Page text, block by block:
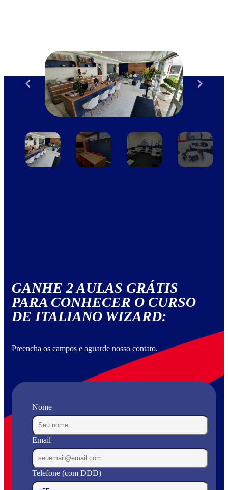
GANHE 2 AULAS GRÁTIS
PARA CONHECER O CURSO
DE ITALIANO WIZARD:
Preencha os campos e aguarde nosso contato.
Nome
Email
Telefone (com DDD)